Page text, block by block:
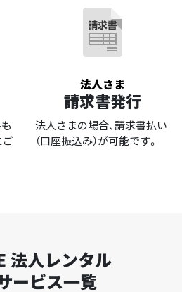
法人さま
請求書発行
法人さまの場合、請求書払い
（口座振込み）が可能です。
法人レンタル
ービス一覧